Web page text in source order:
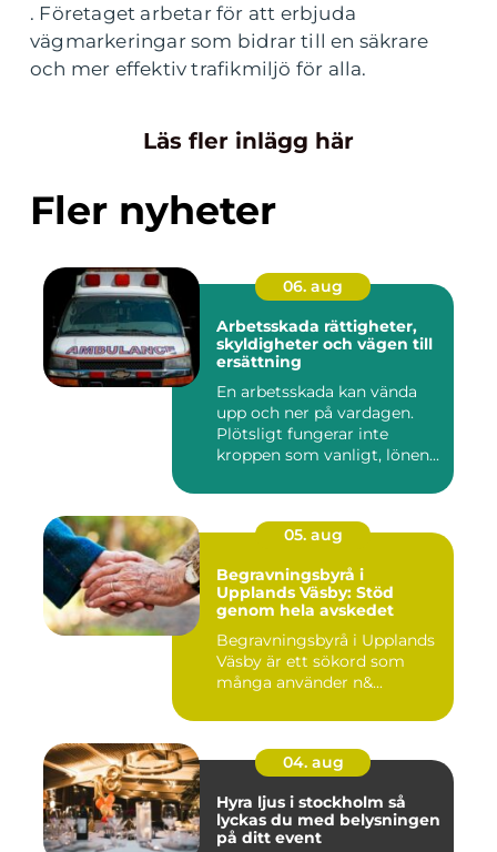
. Företaget arbetar för att erbjuda
vägmarkeringar som bidrar till en säkrare
och mer effektiv trafikmiljö för alla.
Läs fler inlägg här
Fler nyheter
06. aug
Arbetsskada rättigheter,
skyldigheter och vägen till
ersättning
En arbetsskada kan vända
upp och ner på vardagen.
Plötsligt fungerar inte
kroppen som vanligt, lönen...
05. aug
Begravningsbyrå i
Upplands Väsby: Stöd
genom hela avskedet
Begravningsbyrå i Upplands
Väsby är ett sökord som
många använder n&...
04. aug
Hyra ljus i stockholm så
lyckas du med belysningen
på ditt event